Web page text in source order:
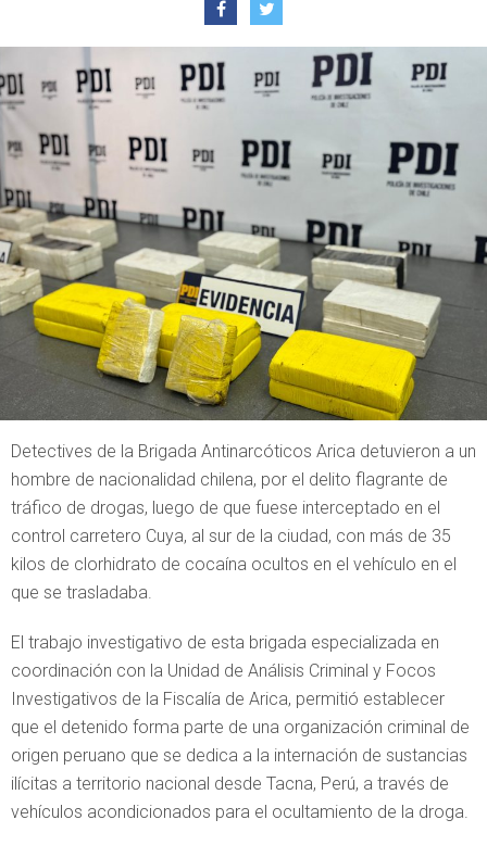
Detectives de la Brigada Antinarcóticos Arica detuvieron a un
hombre de nacionalidad chilena, por el delito flagrante de
tráfico de drogas, luego de que fuese interceptado en el
control carretero Cuya, al sur de la ciudad, con más de 35
kilos de clorhidrato de cocaína ocultos en el vehículo en el
que se trasladaba.
El trabajo investigativo de esta brigada especializada en
coordinación con la Unidad de Análisis Criminal y Focos
Investigativos de la Fiscalía de Arica, permitió establecer
que el detenido forma parte de una organización criminal de
origen peruano que se dedica a la internación de sustancias
ilícitas a territorio nacional desde Tacna, Perú, a través de
vehículos acondicionados para el ocultamiento de la droga.